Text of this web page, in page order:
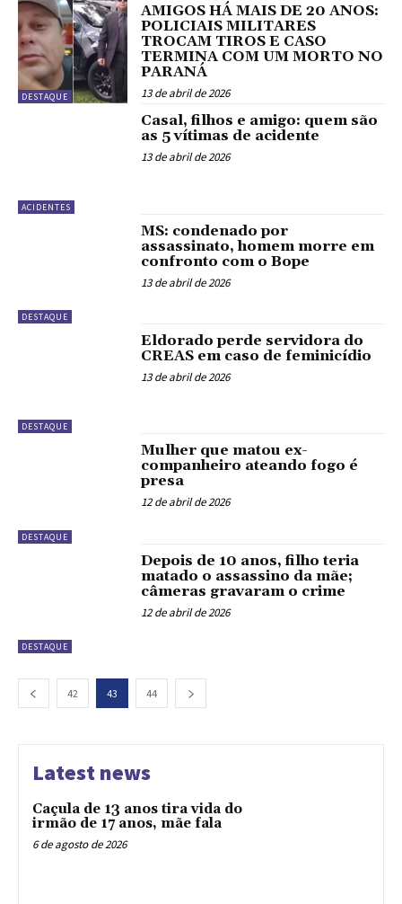
DESTAQUE
AMIGOS HÁ MAIS DE 20 ANOS:
POLICIAIS MILITARES
TROCAM TIROS E CASO
TERMINA COM UM MORTO NO
PARANÁ
13 de abril de 2026
ACIDENTES
Casal, filhos e amigo: quem são
as 5 vítimas de acidente
13 de abril de 2026
DESTAQUE
MS: condenado por
assassinato, homem morre em
confronto com o Bope
13 de abril de 2026
DESTAQUE
Eldorado perde servidora do
CREAS em caso de feminicídio
13 de abril de 2026
DESTAQUE
Mulher que matou ex-
companheiro ateando fogo é
presa
12 de abril de 2026
DESTAQUE
Depois de 10 anos, filho teria
matado o assassino da mãe;
câmeras gravaram o crime
12 de abril de 2026
42 43 44
Latest news
Caçula de 13 anos tira vida do
irmão de 17 anos, mãe fala
6 de agosto de 2026